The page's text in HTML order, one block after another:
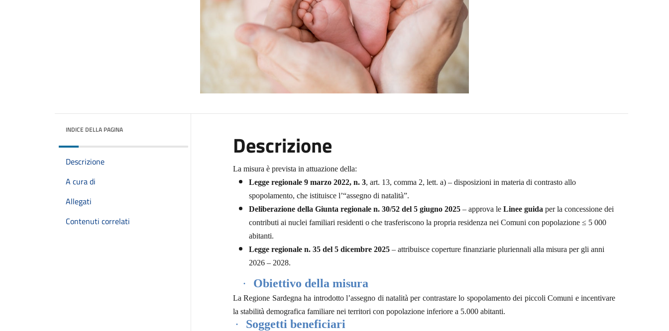
INDICE DELLA PAGINA
Descrizione
A cura di
Allegati
Contenuti correlati
Descrizione
La misura è prevista in attuazione della:
Legge regionale 9 marzo 2022, n. 3, art. 13, comma 2, lett. a) – disposizioni in materia di contrasto allo
spopolamento, che istituisce l’“assegno di natalità”.
Deliberazione della Giunta regionale n. 30/52 del 5 giugno 2025– approva le Linee guida per la concessione dei
contributi ai nuclei familiari residenti o che trasferiscono la propria residenza nei Comuni con popolazione ≤ 5 000
abitanti.
Legge regionale n. 35 del 5 dicembre 2025– attribuisce coperture finanziarie pluriennali alla misura per gli anni
2026 – 2028.
· Obiettivo della misura
La Regione Sardegna ha introdotto l’assegno di natalitàper contrastare lo spopolamentodei piccoli Comuni e incentivare
la stabilità demografica familiarenei territori con popolazione inferiore a 5.000 abitanti.
· Soggetti beneficiari